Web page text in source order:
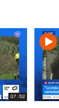
07:52